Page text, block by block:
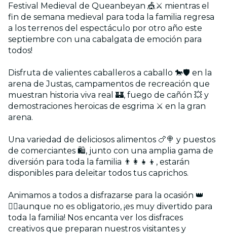
Festival Medieval de Queanbeyan 🎪⚔️ mientras el
fin de semana medieval para toda la familia regresa
a los terrenos del espectáculo por otro año este
septiembre con una cabalgata de emoción para
todos!
Disfruta de valientes caballeros a caballo 🐎🛡️ en la
arena de Justas, campamentos de recreación que
muestran historia viva real 🏰, fuego de cañón 💥 y
demostraciones heroicas de esgrima ⚔️ en la gran
arena.
Una variedad de deliciosos alimentos 🍗🍭 y puestos
de comerciantes 🛍️, junto con una amplia gama de
diversión para toda la familia 👨‍👩‍👧‍👦, estarán
disponibles para deleitar todos tus caprichos.
Animamos a todos a disfrazarse para la ocasión 👑
🧙‍♂️aunque no es obligatorio, ¡es muy divertido para
toda la familia! Nos encanta ver los disfraces
creativos que preparan nuestros visitantes y